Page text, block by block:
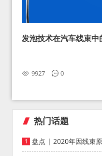
发泡技术在汽车线束中
9927 0
热门话题
盘点 | 2020年因线束